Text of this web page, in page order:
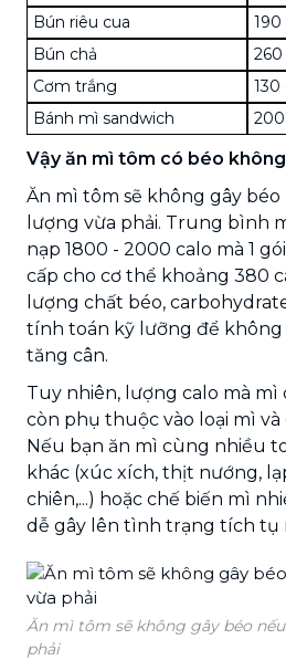
Bún riêu cua
190
Bún chả
260
Cơm trắng
130
Bánh mì sandwich
Vậy ăn mì tôm có béo
Ăn mì tôm sẽ không gây
lượng vừa phải. Trung bình
nạp 1800 - 2000 calo mà 1
cấp cho cơ thể khoảng 380
lượng chất béo,
tính toán kỹ lưỡng để không
tăng cân.
Tuy nhiên, lượng calo mà
còn phụ thuộc vào loại mì và
Nếu bạn ăn mì cùng nhiều
khác (xúc xích, thịt nướng,
chiên,...) hoặc chế biến mì
dễ gây lên tình trạng tích tụ
Ăn mì tôm sẽ không gây béo
phải